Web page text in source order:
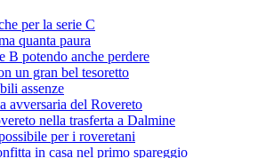
per la serie C
quanta paura
B potendo anche perdere
un gran bel tesoretto
assenze
avversaria del Rovereto
nella trasferta a Dalmine
per i roveretani
in casa nel primo spareggio